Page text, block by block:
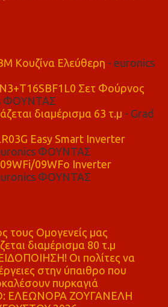
Κουζίνα Ελεύθερη - euronics
Σετ Φούρνος
ΦΟΥΝΤΑΣ
διαμέρισμα 63 τ.μ - Grad
Easy Smart Inverter
ΦΟΥΝΤΑΣ
09WFo Inverter
ΦΟΥΝΤΑΣ
τους Ομογενείς μας
διαμέρισμα 80 τ.μ
Οι πολίτες να
στην ύπαιθρο που
πυρκαγιά
ΕΛΕΩΝΟΡΑ ΖΟΥΓΑΝΕΛΗ